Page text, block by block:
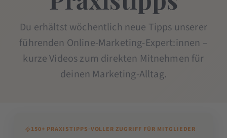
Du erhältst wöchentlich neue Tipps unserer
führenden Online-Marketing-Expert:innen –
kurze Videos zum direkten Mitnehmen für
deinen Marketing-Alltag.
150+ PRAXISTIPPS·VOLLER ZUGRIFF FÜR MITGLIEDER